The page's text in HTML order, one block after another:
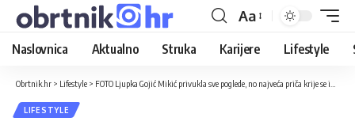
Aa
Naslovnica Aktualno Struka Karijere Lifestyle
Obrtnik.hr > Lifestyle > FOTO Ljupka Gojić Mikić privukla sve poglede, no najveća priča krije se iza haljine
LIFESTYLE